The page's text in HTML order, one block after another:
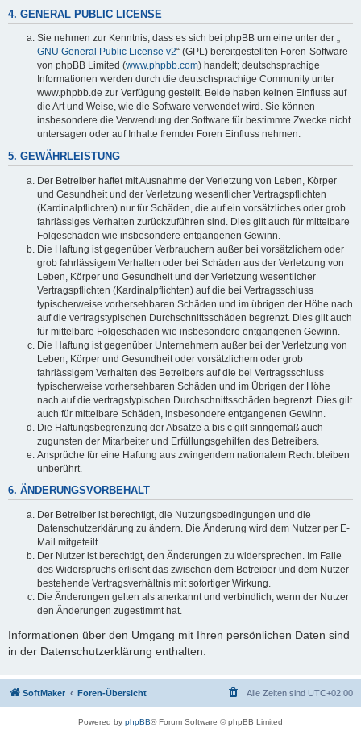
4. GENERAL PUBLIC LICENSE
Sie nehmen zur Kenntnis, dass es sich bei phpBB um eine unter der „
GNU General Public License v2“ (GPL) bereitgestellten Foren-Software
von phpBB Limited (www.phpbb.com) handelt; deutschsprachige
Informationen werden durch die deutschsprachige Community unter
www.phpbb.de zur Verfügung gestellt. Beide haben keinen Einfluss auf
die Art und Weise, wie die Software verwendet wird. Sie können
insbesondere die Verwendung der Software für bestimmte Zwecke nicht
untersagen oder auf Inhalte fremder Foren Einfluss nehmen.
5. GEWÄHRLEISTUNG
Der Betreiber haftet mit Ausnahme der Verletzung von Leben, Körper
und Gesundheit und der Verletzung wesentlicher Vertragspflichten
(Kardinalpflichten) nur für Schäden, die auf ein vorsätzliches oder grob
fahrlässiges Verhalten zurückzuführen sind. Dies gilt auch für mittelbare
Folgeschäden wie insbesondere entgangenen Gewinn.
Die Haftung ist gegenüber Verbrauchern außer bei vorsätzlichem oder
grob fahrlässigem Verhalten oder bei Schäden aus der Verletzung von
Leben, Körper und Gesundheit und der Verletzung wesentlicher
Vertragspflichten (Kardinalpflichten) auf die bei Vertragsschluss
typischerweise vorhersehbaren Schäden und im übrigen der Höhe nach
auf die vertragstypischen Durchschnittsschäden begrenzt. Dies gilt auch
für mittelbare Folgeschäden wie insbesondere entgangenen Gewinn.
Die Haftung ist gegenüber Unternehmern außer bei der Verletzung von
Leben, Körper und Gesundheit oder vorsätzlichem oder grob
fahrlässigem Verhalten des Betreibers auf die bei Vertragsschluss
typischerweise vorhersehbaren Schäden und im Übrigen der Höhe
nach auf die vertragstypischen Durchschnittsschäden begrenzt. Dies gilt
auch für mittelbare Schäden, insbesondere entgangenen Gewinn.
Die Haftungsbegrenzung der Absätze a bis c gilt sinngemäß auch
zugunsten der Mitarbeiter und Erfüllungsgehilfen des Betreibers.
Ansprüche für eine Haftung aus zwingendem nationalem Recht bleiben
unberührt.
6. ÄNDERUNGSVORBEHALT
Der Betreiber ist berechtigt, die Nutzungsbedingungen und die
Datenschutzerklärung zu ändern. Die Änderung wird dem Nutzer per E-
Mail mitgeteilt.
Der Nutzer ist berechtigt, den Änderungen zu widersprechen. Im Falle
des Widerspruchs erlischt das zwischen dem Betreiber und dem Nutzer
bestehende Vertragsverhältnis mit sofortiger Wirkung.
Die Änderungen gelten als anerkannt und verbindlich, wenn der Nutzer
den Änderungen zugestimmt hat.
Informationen über den Umgang mit Ihren persönlichen Daten sind
in der Datenschutzerklärung enthalten.
SoftMaker Foren-Übersicht Alle Zeiten sind UTC+02:00
Powered by phpBB® Forum Software © phpBB Limited